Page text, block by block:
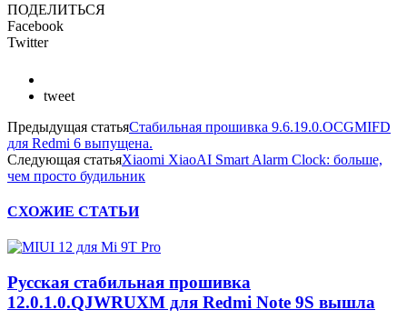
ПОДЕЛИТЬСЯ
Facebook
Twitter
tweet
Предыдущая статьяСтабильная прошивка 9.6.19.0.OCGMIFD
для Redmi 6 выпущена.
Следующая статьяXiaomi XiaoAI Smart Alarm Clock: больше,
чем просто будильник
СХОЖИЕ СТАТЬИ
Русская стабильная прошивка
12.0.1.0.QJWRUXM для Redmi Note 9S вышла